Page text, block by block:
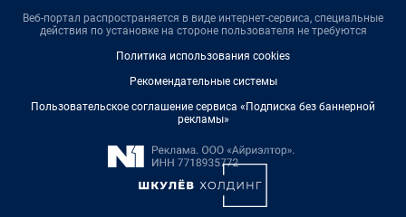
Веб-портал распространяется в виде интернет-сервиса, специальные
действия по установке на стороне пользователя не требуются
Политика использования cookies
Рекомендательные системы
Пользовательское соглашение сервиса «Подписка без баннерной
рекламы»